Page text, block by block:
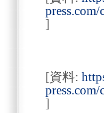
]
[資料:
]